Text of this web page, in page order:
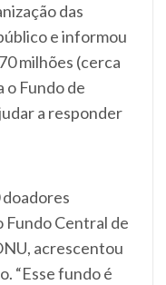
das
e informou
milhões (cerca
o Fundo de
a responder
Central de
acrescentou
“Esse fundo é